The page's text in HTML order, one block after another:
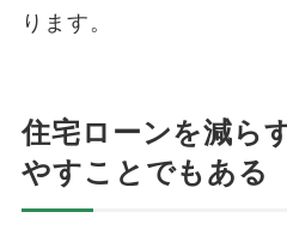
ります。
住宅ローンを減ら
やすことでもある